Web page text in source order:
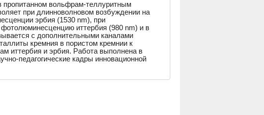
пропитанном вольфрам-теллуритным
при длинноволновом возбуждении на
эрбия (1530 nm), при
фотолюминесценцию иттербия (980 nm) и в
с дополнительными каналами
кремния в пористом кремнии к
иттербия и эрбия. Работа выполнена в
педагогические кадры инновационной